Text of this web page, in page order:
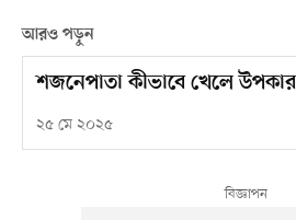
আরও পড়ুন
শজনেপাতা কীভাবে খেলে
২৫ মে ২০২৫